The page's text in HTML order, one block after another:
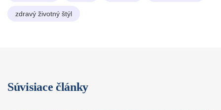
zdravý životný štýl
Súvisiace články